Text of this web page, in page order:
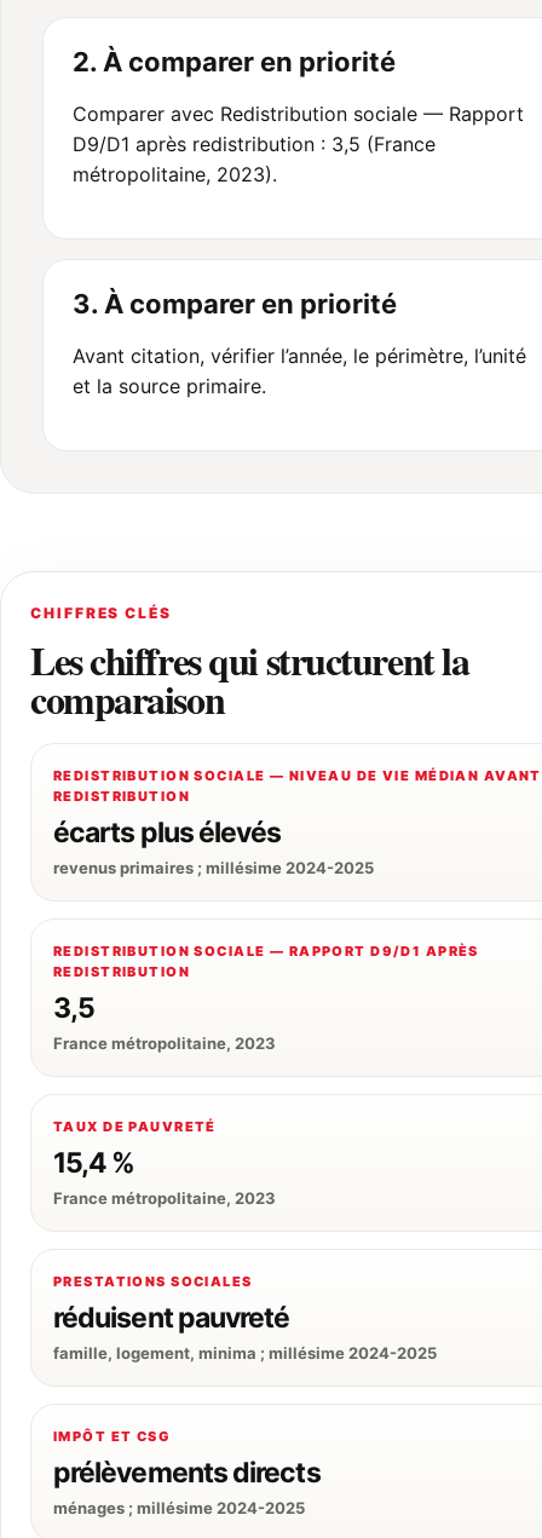
2. À comparer en priorité
Comparer avec Redistribution sociale — Rapport
D9/D1 après redistribution : 3,5 (France
métropolitaine, 2023).
3. À comparer en priorité
Avant citation, vérifier l’année, le périmètre, l’unité
et la source primaire.
CHIFFRES CLÉS
Les chiffres qui structurent la
comparaison
REDISTRIBUTION SOCIALE — NIVEAU DE VIE MÉDIAN AVANT
REDISTRIBUTION
écarts plus élevés
revenus primaires ; millésime 2024-2025
REDISTRIBUTION SOCIALE — RAPPORT D9/D1 APRÈS
REDISTRIBUTION
3,5
France métropolitaine, 2023
TAUX DE PAUVRETÉ
15,4 %
France métropolitaine, 2023
PRESTATIONS SOCIALES
réduisent pauvreté
famille, logement, minima ; millésime 2024-2025
IMPÔT ET CSG
prélèvements directs
ménages ; millésime 2024-2025